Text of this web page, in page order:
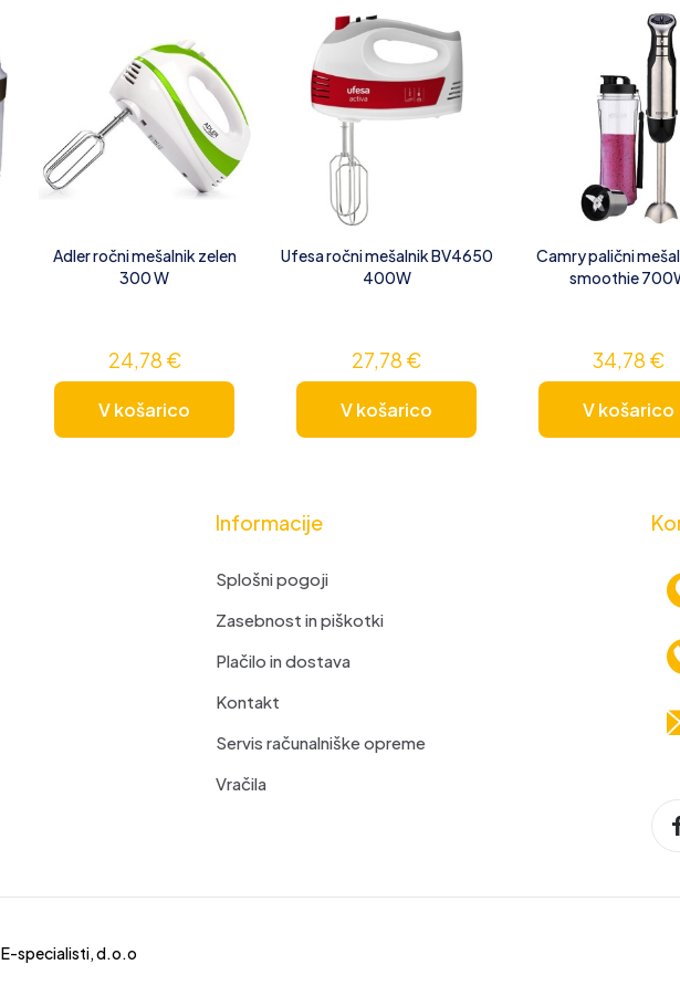
Adler ročni mešalnik zelen
300 W
24,78 €
V košarico
Ufesa ročni mešalnik BV4650
400W
27,78 €
V košarico
Camry palični
smoothie
34,78 €
V košarico
Informacije
Splošni pogoji
Zasebnost in piškotki
Plačilo in dostava
Kontakt
Servis računalniške opreme
Vračila
E-specialisti, d.o.o